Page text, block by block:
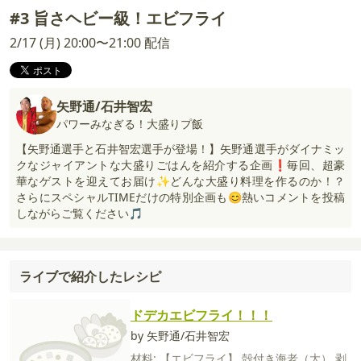
#3 旨さヘビー級！エビフライ
2/17 (月) 20:00〜21:00 配信
矢野通/石井智宏
パワーみなぎる！大盛りプ飯
【矢野通選手と石井智宏選手が登場！】矢野通選手がダイナミッ
クなジャイアントな大盛りごはんを紹介する企画❗毎回、超豪
華なゲストを迎えてお届け✨どんな大盛り料理を作るのか！？
さらにスペシャルTIMEだけの特別企画も😊熱いコメントを投稿
しながらご覧ください🎵
ライブで紹介したレシピ
ドデカエビフライ！！！
by 矢野通/石井智宏